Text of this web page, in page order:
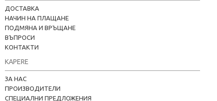
ДОСТАВКА
НАЧИН НА ПЛАЩАНЕ
ПОДМЯНА И ВРЪЩАНЕ
ВЪПРОСИ
КОНТАКТИ
KAPERE
ЗА НАС
ПРОИЗВОДИТЕЛИ
СПЕЦИАЛНИ ПРЕДЛОЖЕНИЯ